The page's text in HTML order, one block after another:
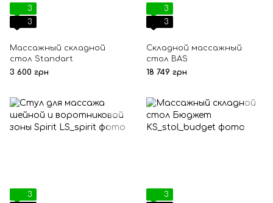
3
3
Массажный складной
стол Standart
3 600 грн
3
3
Складной массажный
стол BAS
18 749 грн
3
3